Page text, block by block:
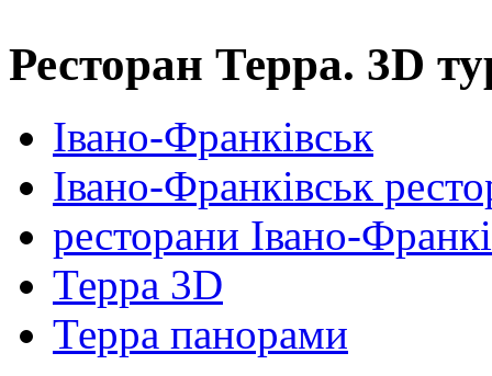
Ресторан Терра. 3D
Івано-Франківськ
Івано-Франківськ
ресторани Івано-
Терра 3D
Терра панорами